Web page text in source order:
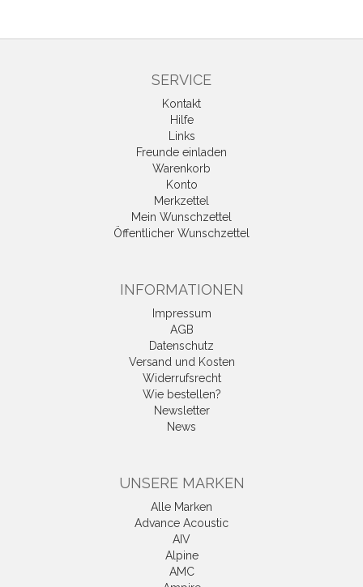
SERVICE
Kontakt
Hilfe
Links
Freunde einladen
Warenkorb
Konto
Merkzettel
Mein Wunschzettel
Öffentlicher Wunschzettel
INFORMATIONEN
Impressum
AGB
Datenschutz
Versand und Kosten
Widerrufsrecht
Wie bestellen?
Newsletter
News
UNSERE MARKEN
Alle Marken
Advance Acoustic
AIV
Alpine
AMC